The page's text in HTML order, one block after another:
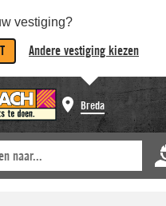
vestiging?
Andere vestiging kiezen
Breda